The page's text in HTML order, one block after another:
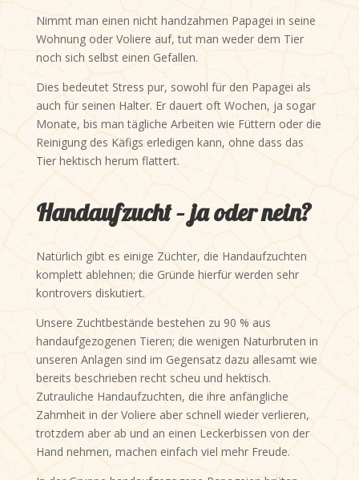
Nimmt man einen nicht handzahmen Papagei in seine
Wohnung oder Voliere auf, tut man weder dem Tier
noch sich selbst einen Gefallen.
Dies bedeutet Stress pur, sowohl für den Papagei als
auch für seinen Halter. Er dauert oft Wochen, ja sogar
Monate, bis man tägliche Arbeiten wie Füttern oder die
Reinigung des Käfigs erledigen kann, ohne dass das
Tier hektisch herum flattert.
Handaufzucht – ja oder nein?
Natürlich gibt es einige Züchter, die Handaufzuchten
komplett ablehnen; die Gründe hierfür werden sehr
kontrovers diskutiert.
Unsere Zuchtbestände bestehen zu 90 % aus
handaufgezogenen Tieren; die wenigen Naturbruten in
unseren Anlagen sind im Gegensatz dazu allesamt wie
bereits beschrieben recht scheu und hektisch.
Zutrauliche Handaufzuchten, die ihre anfängliche
Zahmheit in der Voliere aber schnell wieder verlieren,
trotzdem aber ab und an einen Leckerbissen von der
Hand nehmen, machen einfach viel mehr Freude.